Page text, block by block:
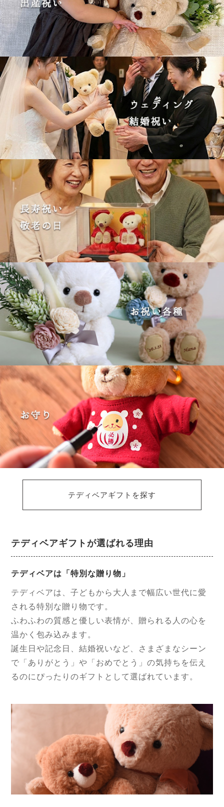
テディベアギフトを探す
テディベアギフトが選ばれる理由
テディベアは「特別な贈り物」
テディベアは、子どもから大人まで幅広い世代に愛
される特別な贈り物です。
ふわふわの質感と優しい表情が、贈られる人の心を
温かく包み込みます。
誕生日や記念日、結婚祝いなど、さまざまなシーン
で「ありがとう」や「おめでとう」の気持ちを伝え
るのにぴったりのギフトとして選ばれています。